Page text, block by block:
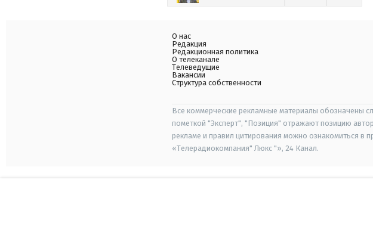
О нас
Редакция
Редакционная политика
О телеканале
Телеведущие
Вакансии
Структура собственности
Все коммерческие рекламные материалы обозначены
пометкой "Эксперт", "Позиция" отражают позицию
рекламе и правил цитирования можно ознакомиться
«Телерадиокомпания" Люкс "», 24 Канал.